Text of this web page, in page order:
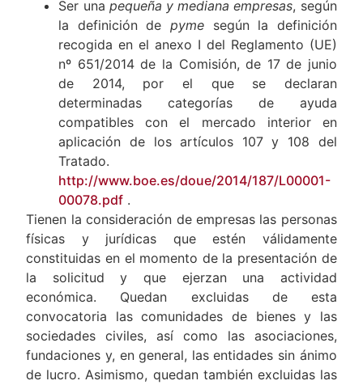
Ser una pequeña y mediana empresas, según
la definición de pyme según la definición
recogida en el anexo I del Reglamento (UE)
nº 651/2014 de la Comisión, de 17 de junio
de 2014, por el que se declaran
determinadas categorías de ayuda
compatibles con el mercado interior en
aplicación de los artículos 107 y 108 del
Tratado.
http://www.boe.es/doue/2014/187/L00001-
00078.pdf .
Tienen la consideración de empresas las personas
físicas y jurídicas que estén válidamente
constituidas en el momento de la presentación de
la solicitud y que ejerzan una actividad
económica. Quedan excluidas de esta
convocatoria las comunidades de bienes y las
sociedades civiles, así como las asociaciones,
fundaciones y, en general, las entidades sin ánimo
de lucro. Asimismo, quedan también excluidas las